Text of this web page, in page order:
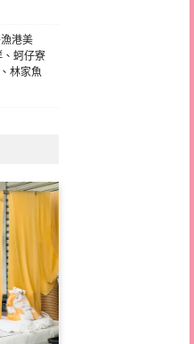
港美
蚵仔寮
林家魚